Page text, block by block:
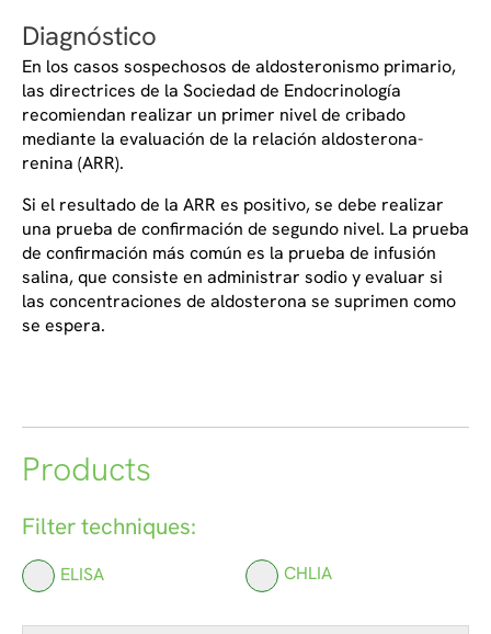
Diagnóstico
En los casos sospechosos de aldosteronismo primario,
las directrices de la Sociedad de Endocrinología
recomiendan realizar un primer nivel de cribado
mediante la evaluación de la relación aldosterona-
renina (ARR).
Si el resultado de la ARR es positivo, se debe realizar
una prueba de confirmación de segundo nivel. La prueba
de confirmación más común es la prueba de infusión
salina, que consiste en administrar sodio y evaluar si
las concentraciones de aldosterona se suprimen como
se espera.
Products
Filter techniques:
ELISA CHLIA